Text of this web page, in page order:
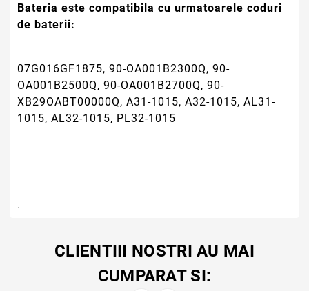
Bateria este compatibila cu urmatoarele coduri
de baterii:
07G016GF1875, 90-OA001B2300Q, 90-
OA001B2500Q, 90-OA001B2700Q, 90-
XB29OABT00000Q, A31-1015, A32-1015, AL31-
1015, AL32-1015, PL32-1015
.
CLIENTIII NOSTRI AU MAI
CUMPARAT SI: